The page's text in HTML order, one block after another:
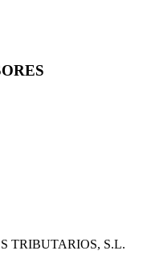
TRIBUTARIOS, S.L.